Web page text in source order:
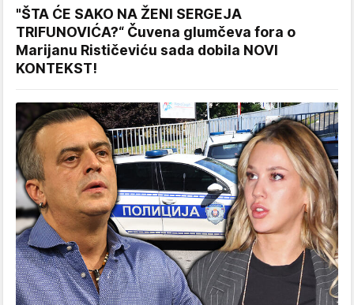
"ŠTA ĆE SAKO NA ŽENI SERGEJA
TRIFUNOVIĆA?“ Čuvena glumčeva fora o
Marijanu Rističeviću sada dobila NOVI
KONTEKST!